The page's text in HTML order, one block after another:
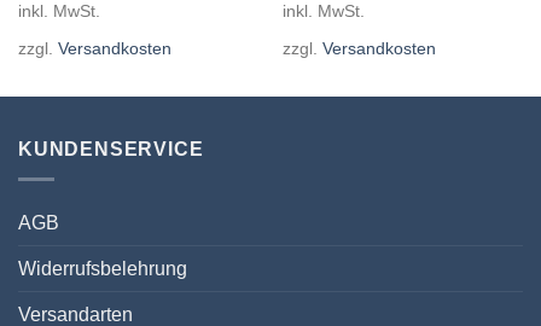
inkl. MwSt.
zzgl. Versandkosten
inkl. MwSt.
zzgl. Versandkosten
KUNDENSERVICE
AGB
Widerrufsbelehrung
Versandarten